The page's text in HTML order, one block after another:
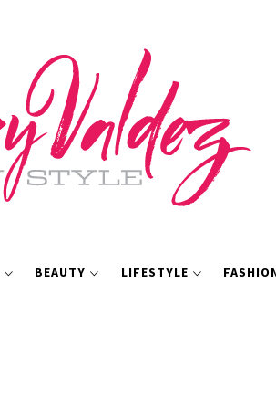
BEAUTY LIFESTYLE